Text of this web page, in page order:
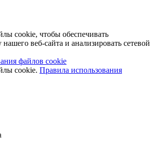
cookie, чтобы обеспечивать
веб-сайта и анализировать сетевой
файлов cookie
cookie. Правила использования